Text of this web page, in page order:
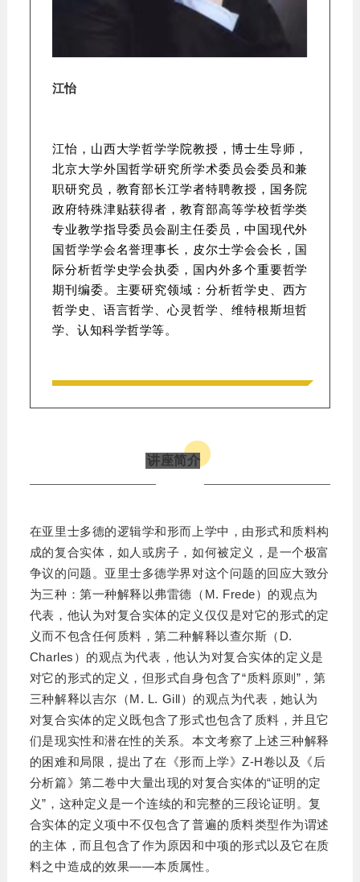
江怡
江怡，山西大学哲学学院教授，博士生导师，
北京大学外国哲学研究所学术委员会委员和兼
职研究员，教育部长江学者特聘教授，国务院
政府特殊津贴获得者，教育部高等学校哲学类
专业教学指导委员会副主任委员，中国现代外
国哲学学会名誉理事长，皮尔士学会会长，国
际分析哲学史学会执委，国内外多个重要哲学
期刊编委。主要研究领域：分析哲学史、西方
哲学史、语言哲学、心灵哲学、维特根斯坦哲
学、认知科学哲学等。
讲座简介
在亚里士多德的逻辑学和形而上学中，由形式和质料构
成的复合实体，如人或房子，如何被定义，是一个极富
争议的问题。亚里士多德学界对这个问题的回应大致分
为三种：第一种解释以弗雷德（M. Frede）的观点为
代表，他认为对复合实体的定义仅仅是对它的形式的定
义而不包含任何质料，第二种解释以查尔斯（D.
Charles）的观点为代表，他认为对复合实体的定义是
对它的形式的定义，但形式自身包含了“质料原则”，第
三种解释以吉尔（M. L. Gill）的观点为代表，她认为
对复合实体的定义既包含了形式也包含了质料，并且它
们是现实性和潜在性的关系。本文考察了上述三种解释
的困难和局限，提出了在《形而上学》Z-H卷以及《后
分析篇》第二卷中大量出现的对复合实体的“证明的定
义”，这种定义是一个连续的和完整的三段论证明。复
合实体的定义项中不仅包含了普遍的质料类型作为谓述
的主体，而且包含了作为原因和中项的形式以及它在质
料之中造成的效果——本质属性。